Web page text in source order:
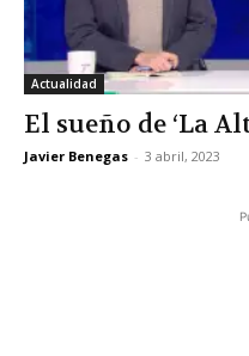
Actualidad
El sueño de ‘La
Javier Benegas - 3 abril, 2023